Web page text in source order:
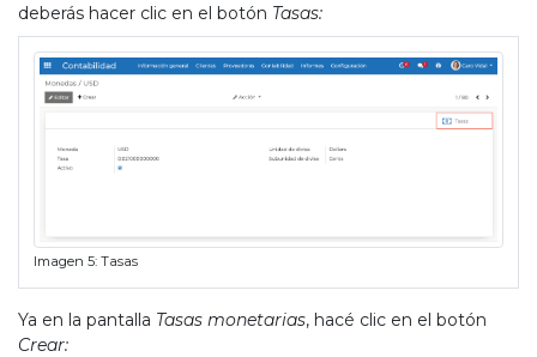
deberás hacer clic en el botón Tasas:
Imagen 5: Tasas
Ya en la pantalla Tasas monetarias, hacé clic en el botón
Crear: